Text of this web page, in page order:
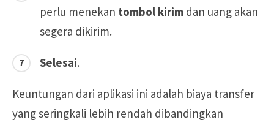
perlu menekan tombol kirim dan uang akan
segera dikirim.
Selesai.
Keuntungan dari aplikasi ini adalah biaya transfer
yang seringkali lebih rendah dibandingkan